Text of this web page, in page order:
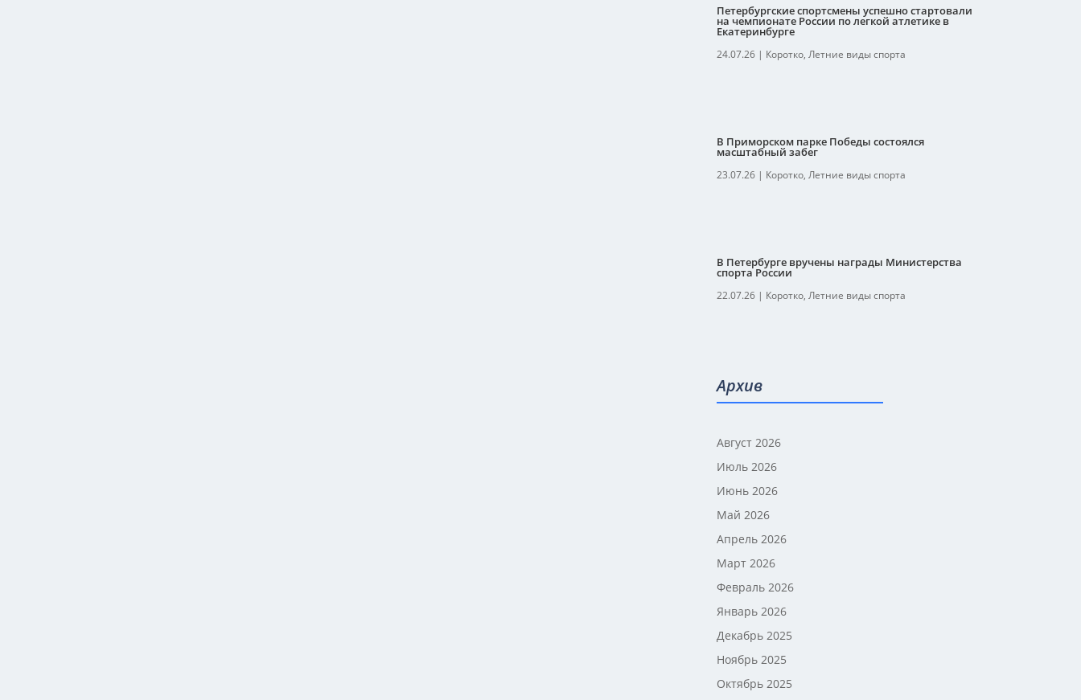
Петербургские спортсмены успешно стартовали
на чемпионате России по легкой атлетике в
Екатеринбурге
24.07.26| Коротко, Летние виды спорта
В Приморском парке Победы состоялся
масштабный забег
23.07.26| Коротко, Летние виды спорта
В Петербурге вручены награды Министерства
спорта России
22.07.26| Коротко, Летние виды спорта
Архив
Август 2026
Июль 2026
Июнь 2026
Май 2026
Апрель 2026
Март 2026
Февраль 2026
Январь 2026
Декабрь 2025
Ноябрь 2025
Октябрь 2025